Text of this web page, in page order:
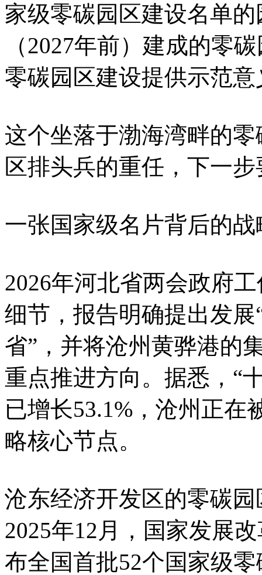
家级零碳园区建设名单
（2027年前）建成的零
零碳园区建设提供示范意
这个坐落于渤海湾畔的
区排头兵的重任，下一
一张国家级名片背后的战
2026年河北省两会政府
细节，报告明确提出发展
省”，并将沧州黄骅港的
重点推进方向。据悉，“
已增长53.1%，沧州正在
略核心节点。
沧东经济开发区的零碳
2025年12月，国家发展
布全国首批52个国家级